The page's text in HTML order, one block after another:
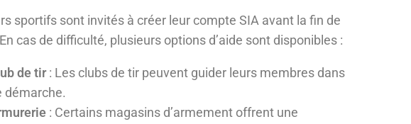
sportifs sont invités à créer leur compte SIA avant la fin de
cas de difficulté, plusieurs options d’aide sont disponibles :
de tir: Les clubs de tir peuvent guider leurs membres dans
démarche.
: Certains magasins d’armement offrent une